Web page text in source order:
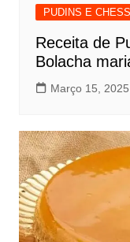
PUDINS E
Receita de
Bolacha
Março 15, 2025